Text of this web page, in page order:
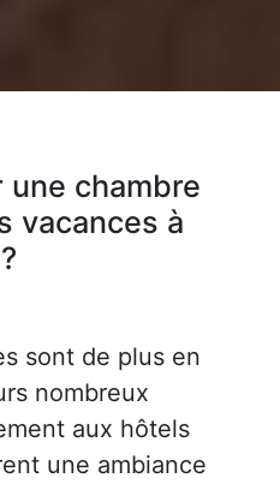
une chambre
vacances à
sont de plus en
nombreux
aux hôtels
une ambiance